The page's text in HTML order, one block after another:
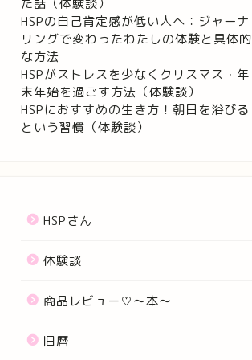
た話（体験談）
HSPの自己肯定感が低い人へ：ジャーナ
リングで変わったわたしの体験と具体的
な方法
HSPがストレスを少なくクリスマス・年
末年始を過ごす方法（体験談）
HSPにおすすめの生き方！朝日を浴びる
という習慣（体験談）
HSPさん
体験談
商品レビュー♡〜本〜
旧暦